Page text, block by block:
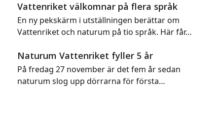
Vattenriket välkomnar på flera språk
En ny pekskärm i utställningen berättar om
Vattenriket och naturum på tio språk. Här får…
Naturum Vattenriket fyller 5 år
På fredag 27 november är det fem år sedan
naturum slog upp dörrarna för första…